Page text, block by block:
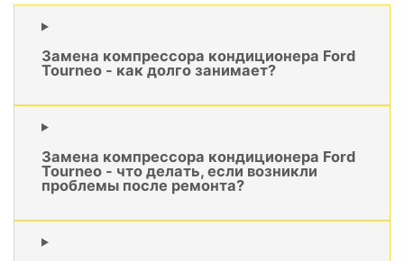
Замена компрессора кондиционера Ford
Tourneo - как долго занимает?
Замена компрессора кондиционера Ford
Tourneo - что делать, если возникли
проблемы после ремонта?